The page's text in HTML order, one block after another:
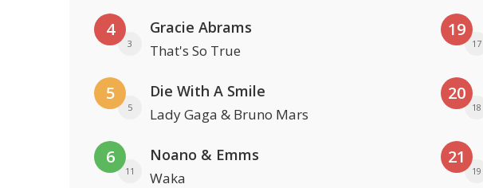
4
3
Gracie Abrams
That's So True
5
5
Die With A Smile
Lady Gaga & Bruno Mars
6
11
Noano & Emms
Waka
19
17
20
18
21
19